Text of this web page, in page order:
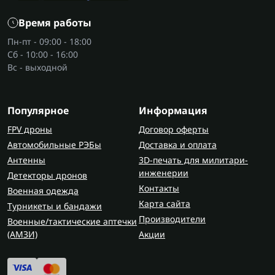
для дыхания применяют во время
восстановления после ранений, операций или
тяжелых заболеваний. В комплексе с уходом и
контролем состояния такой кислородный
периодреабилитации и восстановления
Где и кто использует кислородный
концентратор и кислородную
систему?
Такой концентратор кислорода используют в
госпиталях, реабилитационных центрах и дома.
Часто кислородные системы сочетают с
медицинскими кроватями, создавая
полноценную среду ухода. Они необходимы как
тяжелобольным, так и тем, кто проходит
Время работы
Пн-пт - 09:00 - 18:00
Сб - 10:00 - 16:00
Вс - выходной
Популярное
FPV дроны
Автомобильные РЭБы
Антенны
Детекторы дронов
Военная одежда
Турникеты и бандажи
Военные/тактические аптечки
(AMЗИ)
Информация
Договор оферты
Доставка и оплата
3D-печать для милитари-
инженерии
Контакты
Карта сайта
Производители
Акции